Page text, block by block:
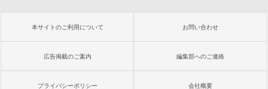
本サイトのご利用について お問い合わせ
広告掲載のご案内 編集部へのご連絡
プライバシーポリシー 会社概要